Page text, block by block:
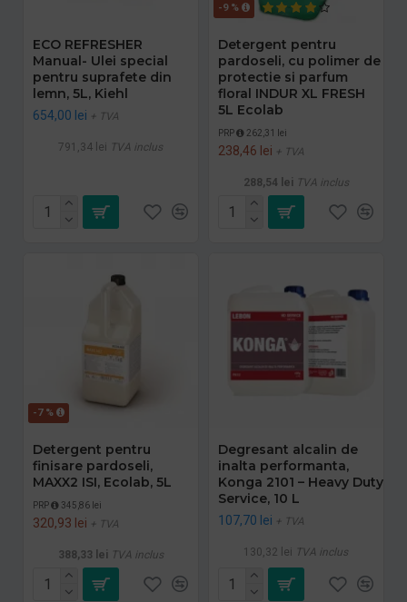
ECO REFRESHER
Manual- Ulei special
pentru suprafete din
lemn, 5L, Kiehl
654,00 lei + TVA
791,34 lei TVA inclus
-9 %
Detergent pentru
pardoseli, cu polimer de
protectie si parfum
floral INDUR XL FRESH
5L Ecolab
PRP 262,31 lei
238,46 lei + TVA
288,54 lei TVA inclus
-7 %
Detergent pentru
finisare pardoseli,
MAXX2 ISI, Ecolab, 5L
PRP 345,86 lei
320,93 lei + TVA
388,33 lei TVA inclus
Degresant alcalin de
inalta performanta,
Konga 2101 – Heavy Duty
Service, 10 L
107,70 lei + TVA
130,32 lei TVA inclus